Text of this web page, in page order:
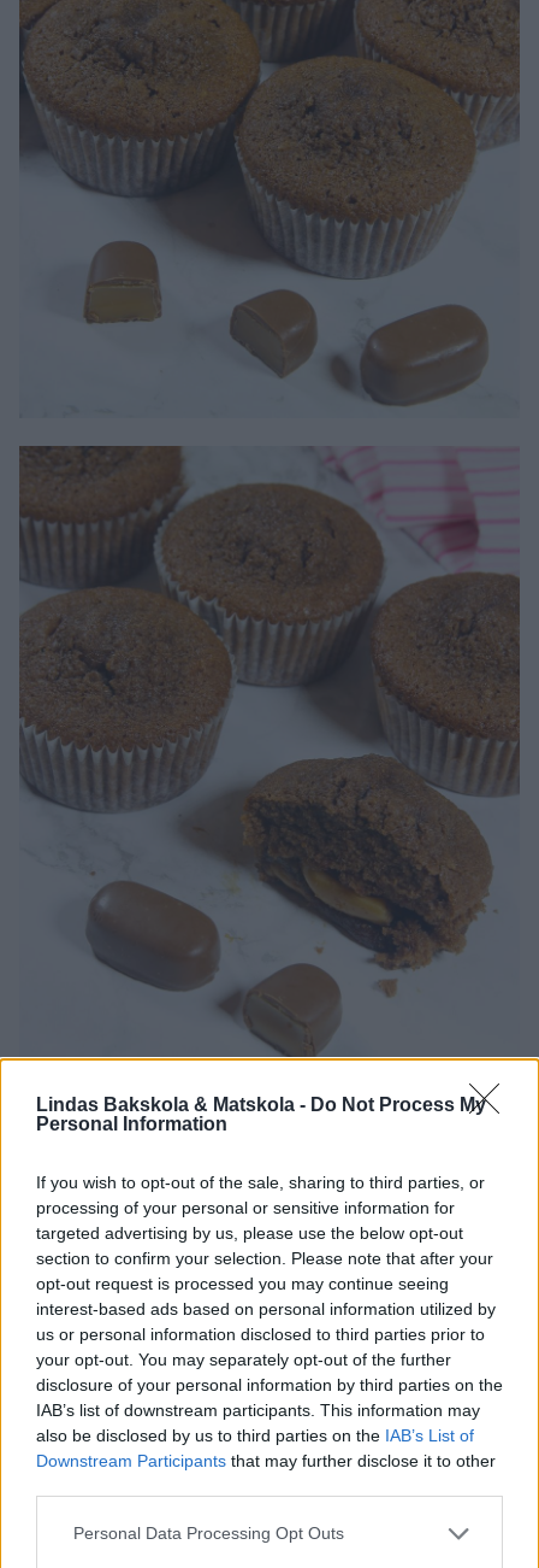
Lindas Bakskola & Matskola - Do Not Process My
Personal Information
If you wish to opt-out of the sale, sharing to third parties, or
processing of your personal or sensitive information for
targeted advertising by us, please use the below opt-out
section to confirm your selection. Please note that after your
opt-out request is processed you may continue seeing
interest-based ads based on personal information utilized by
us or personal information disclosed to third parties prior to
your opt-out. You may separately opt-out of the further
disclosure of your personal information by third parties on the
IAB’s list of downstream participants. This information may
also be disclosed by us to third parties on the IAB’s List of
Downstream Participants that may further disclose it to other
Personal Data Processing Opt Outs